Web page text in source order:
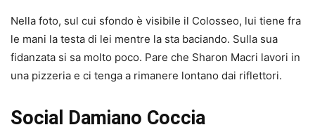
Nella foto, sul cui sfondo è visibile il Colosseo, lui tiene fra
le mani la testa di lei mentre la sta baciando. Sulla sua
fidanzata si sa molto poco. Pare che Sharon Macri lavori in
una pizzeria e ci tenga a rimanere lontano dai riflettori.
Social Damiano Coccia